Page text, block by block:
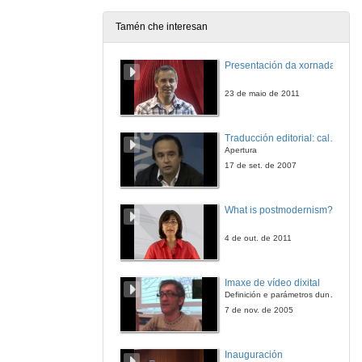
Undécima etapa. Sábado, 29 de agosto. Sarria - Arzúa
23 de maio de 2010
18 de ago. de 2009
Tamén che interesan
Presentación da xornada
23 de maio de 2011
Apertura
17 de set. de 2007
What is postmodernism?
4 de out. de 2011
Imaxe de vídeo dixital
Definición e parámetros dunha imaxe dixital. Resolución e Aspecto. Profundidade da cor. Compresión. Frame por segundo. Entrelazado. Campos, cadros
7 de nov. de 2005
Inauguración